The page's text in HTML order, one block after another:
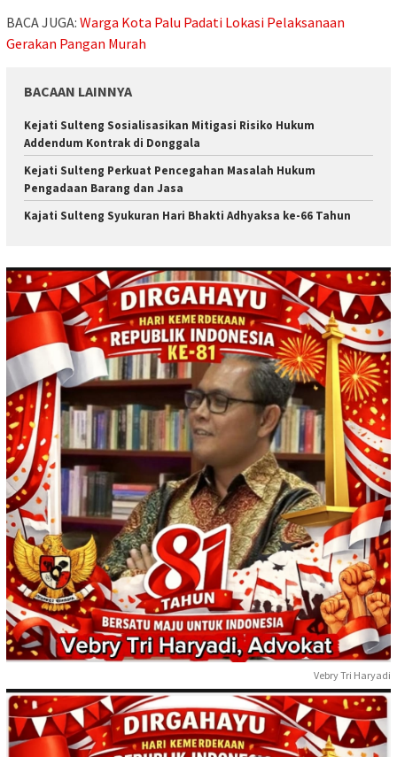
BACA JUGA: Warga Kota Palu Padati Lokasi Pelaksanaan
Gerakan Pangan Murah
BACAAN LAINNYA
Kejati Sulteng Sosialisasikan Mitigasi Risiko Hukum
Addendum Kontrak di Donggala
Kejati Sulteng Perkuat Pencegahan Masalah Hukum
Pengadaan Barang dan Jasa
Kajati Sulteng Syukuran Hari Bhakti Adhyaksa ke-66 Tahun
Vebry Tri Haryadi